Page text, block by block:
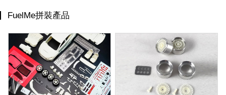
FuelMe拼裝產品